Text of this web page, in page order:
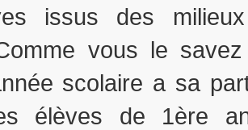
issus des
vous le
scolaire a sa
élèves de 1ère